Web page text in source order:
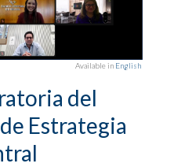
Available in English
del
Estrategia